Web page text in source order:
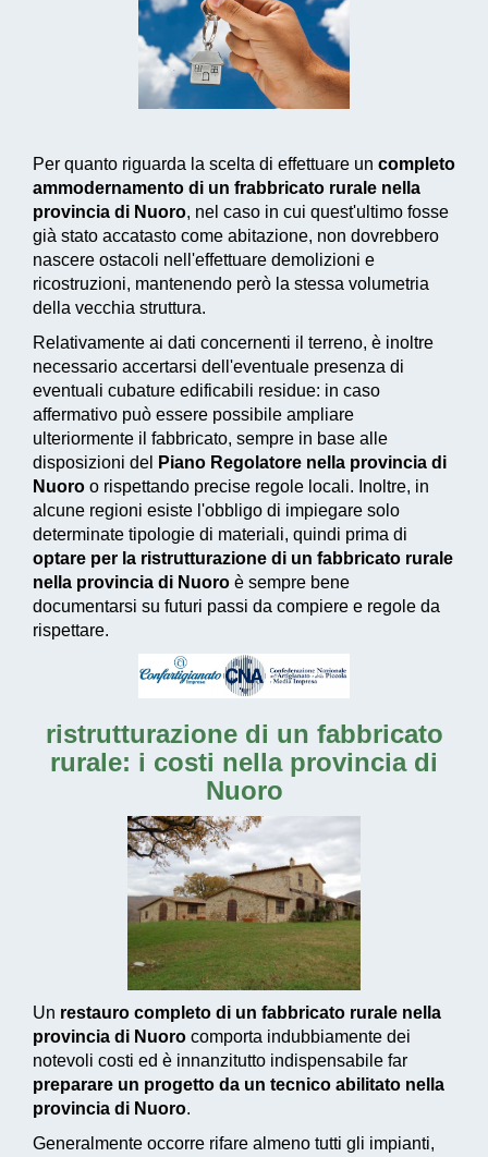
Per quanto riguarda la scelta di effettuare un completo
ammodernamento di un frabbricato rurale nella
provincia di Nuoro, nel caso in cui quest'ultimo fosse
già stato accatasto come abitazione, non dovrebbero
nascere ostacoli nell'effettuare demolizioni e
ricostruzioni, mantenendo però la stessa volumetria
della vecchia struttura.
Relativamente ai dati concernenti il terreno, è inoltre
necessario accertarsi dell'eventuale presenza di
eventuali cubature edificabili residue: in caso
affermativo può essere possibile ampliare
ulteriormente il fabbricato, sempre in base alle
disposizioni del
Piano Regolatore nella provincia di
Nuoro o rispettando precise regole locali. Inoltre, in
alcune regioni esiste l'obbligo di impiegare solo
determinate tipologie di materiali, quindi prima di
optare per la ristrutturazione di un fabbricato rurale
nella provincia di Nuoro è sempre bene
documentarsi su futuri passi da compiere e regole da
rispettare.
ristrutturazione di un fabbricato
rurale: i costi nella provincia di
Nuoro
Un restauro completo di un fabbricato rurale nella
provincia di Nuoro comporta indubbiamente dei
notevoli costi ed è innanzitutto indispensabile far
preparare un progetto da un tecnico abilitato nella
provincia di Nuoro.
Generalmente occorre rifare almeno tutti gli impianti,